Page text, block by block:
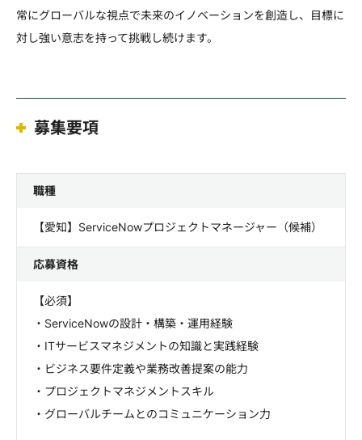
常にグローバルな視点で未来のイノベーションを創造し、目標に
対し強い意志を持って挑戦し続けます。
募集要項
職種
【愛知】ServiceNowプロジェクトマネージャー（候補）
応募資格
【必須】
・ServiceNowの設計・構築・運用経験
・ITサービスマネジメントの知識と実践経験
・ビジネス要件定義や業務改善提案の能力
・プロジェクトマネジメントスキル
・グローバルチームとのコミュニケーション力